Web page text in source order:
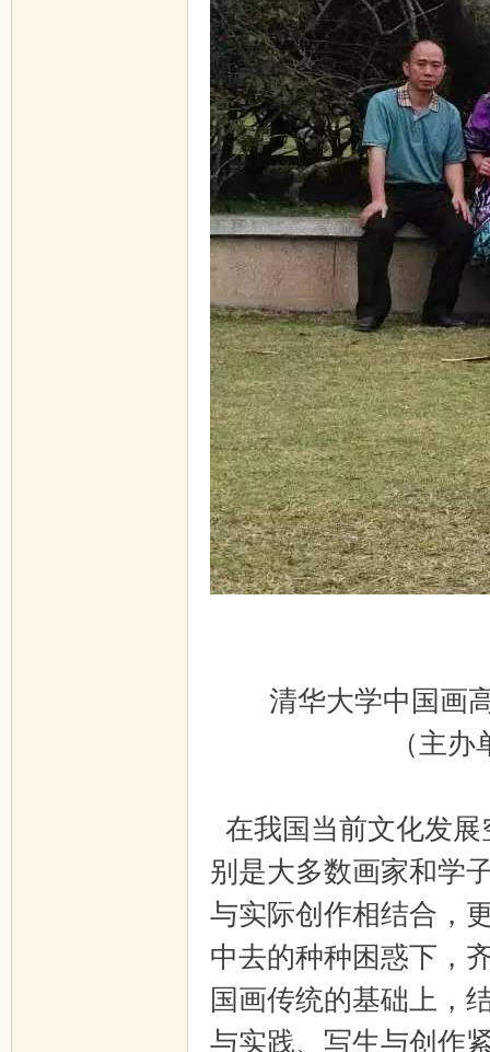
清华大学中国画
（主办
在我国当前文化发
别是大多数画家和学
与实际创作相结合，
中去的种种困惑下，
国画传统的基础上，
与实践、写生与创作